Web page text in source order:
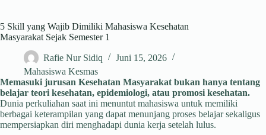
5 Skill yang Wajib Dimiliki Mahasiswa Kesehatan
Masyarakat Sejak Semester 1
Rafie Nur Sidiq
Juni 15, 2026
Mahasiswa Kesmas
Memasuki jurusan Kesehatan Masyarakat bukan hanya tentang
belajar teori kesehatan, epidemiologi, atau promosi kesehatan.
Dunia perkuliahan saat ini menuntut mahasiswa untuk memiliki
berbagai keterampilan yang dapat menunjang proses belajar sekaligus
mempersiapkan diri menghadapi dunia kerja setelah lulus.